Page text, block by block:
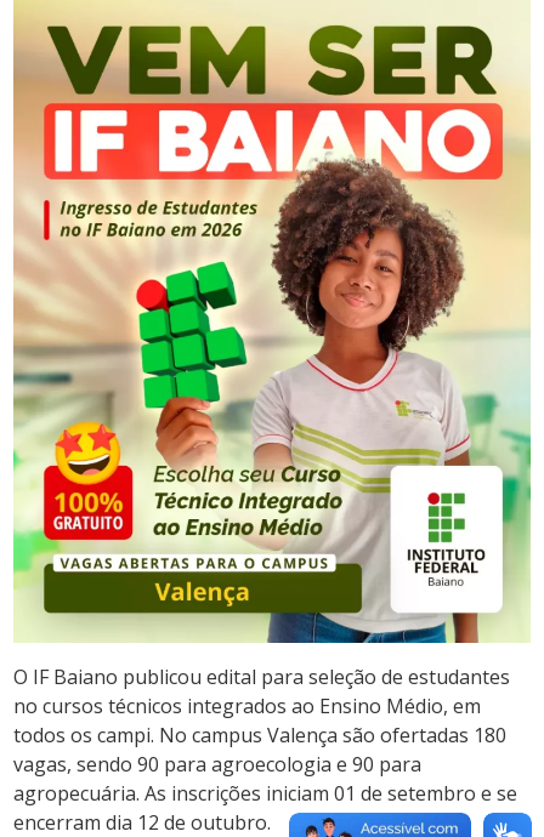
O IF Baiano publicou edital para seleção de estudantes
no cursos técnicos integrados ao Ensino Médio, em
todos os campi. No campus Valença são ofertadas 180
vagas, sendo 90 para agroecologia e 90 para
agropecuária. As inscrições iniciam 01 de setembro e se
encerram dia 12 de outubro.